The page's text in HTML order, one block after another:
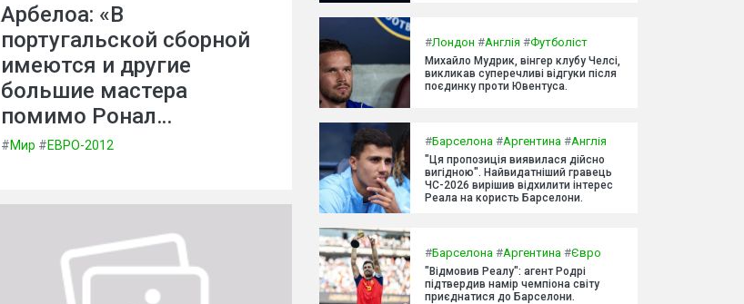
Арбелоа: «В
португальской сборной
имеются и другие
большие мастера
помимо Ронал…
#Мир #ЕВРО-2012
#Лондон #Англія #Футболіст
Михайло Мудрик, вінгер клубу Челсі,
викликав суперечливі відгуки після
поєдинку проти Ювентуса.
#Барселона #Аргентина #Англія
"Ця пропозиція виявилася дійсно
вигідною". Найвидатніший гравець
ЧС-2026 вирішив відхилити інтерес
Реала на користь Барселони.
#Барселона #Аргентина #Євро
"Відмовив Реалу": агент Родрі
підтвердив намір чемпіона світу
приєднатися до Барселони.